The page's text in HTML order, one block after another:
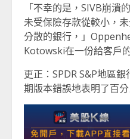
「不幸的是，SIVB崩潰
未受保險存款從較小，
分散的銀行，」
Kotowski在一份給客戶
更正：SPDR S&P地區
期版本錯誤地表明了百分